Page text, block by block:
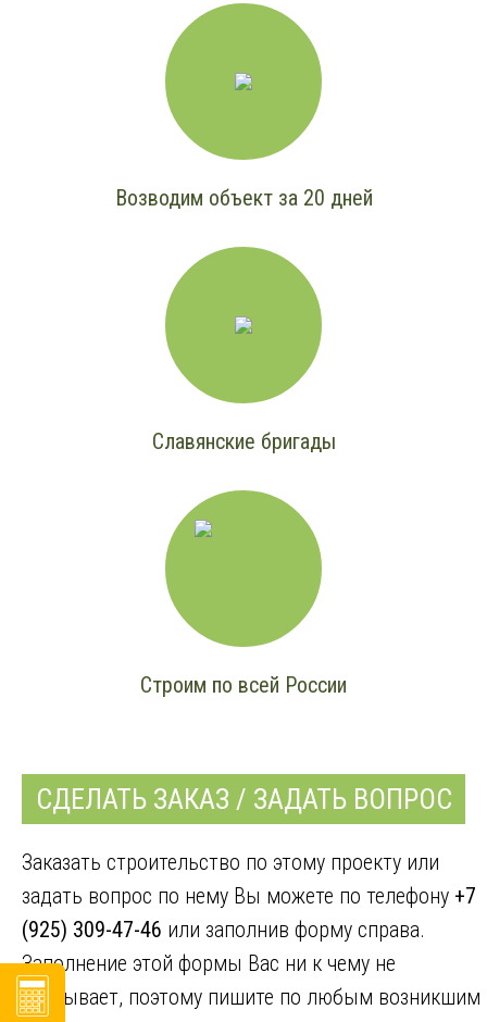
Возводим объект за 20 дней
Славянские бригады
Строим по всей России
СДЕЛАТЬ ЗАКАЗ / ЗАДАТЬ ВОПРОС
Заказать строительство по этому проекту или
задать вопрос по нему Вы можете по телефону +7
(925) 309-47-46 или заполнив форму справа.
Заполнение этой формы Вас ни к чему не
обязывает, поэтому пишите по любым возникшим